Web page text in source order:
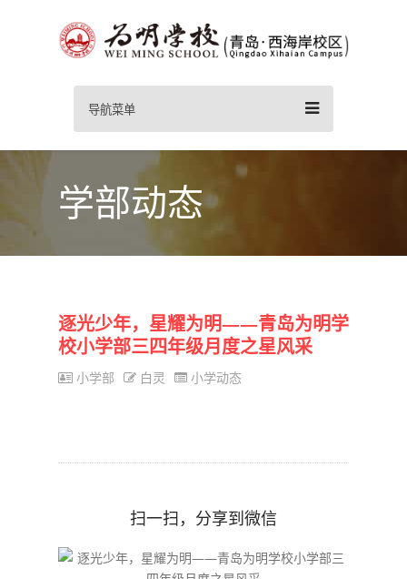
导航菜单
学部动态
逐光少年，星耀为明——青岛为明学
校小学部三四年级月度之星风采
小学部 白灵 小学动态
扫一扫，分享到微信